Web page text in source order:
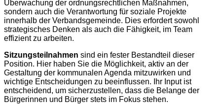
Überwachung der ordnungsrechtlichen Maßnahmen,
sondern auch die Verantwortung für soziale Projekte
innerhalb der Verbandsgemeinde. Dies erfordert sowohl
strategisches Denken als auch die Fähigkeit, im Team
effizient zu arbeiten.
Sitzungsteilnahmen sind ein fester Bestandteil dieser
Position. Hier haben Sie die Möglichkeit, aktiv an der
Gestaltung der kommunalen Agenda mitzuwirken und
wichtige Entscheidungen zu beeinflussen. Ihr Input ist
entscheidend, um sicherzustellen, dass die Belange der
Bürgerinnen und Bürger stets im Fokus stehen.